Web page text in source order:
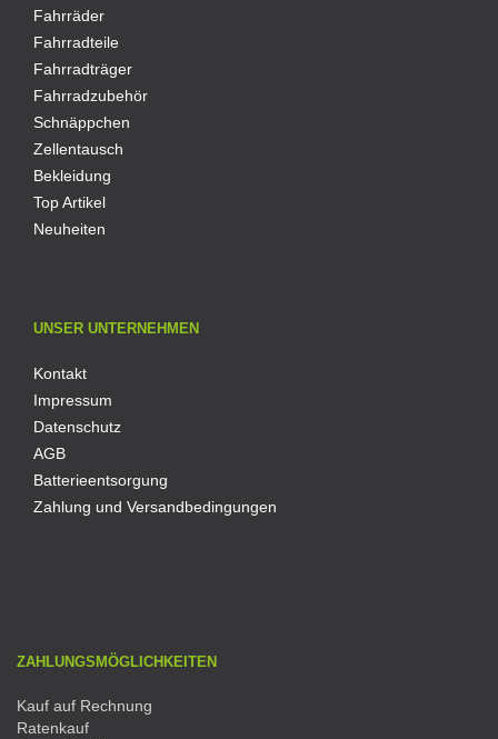
Fahrräder
Fahrradteile
Fahrradträger
Fahrradzubehör
Schnäppchen
Zellentausch
Bekleidung
Top Artikel
Neuheiten
UNSER UNTERNEHMEN
Kontakt
Impressum
Datenschutz
AGB
Batterieentsorgung
Zahlung und Versandbedingungen
ZAHLUNGSMÖGLICHKEITEN
Kauf auf Rechnung
Ratenkauf